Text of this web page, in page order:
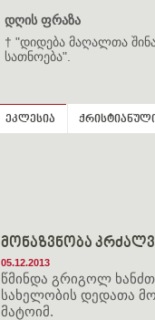
დღის ფრაზა
† "დიდება მაღალთა
სათნოება".
ეკლესია
მონაზვნობა
05.12.2013
წმინდა გრიგოლ
სახელობის დედათა
მატოიმ.